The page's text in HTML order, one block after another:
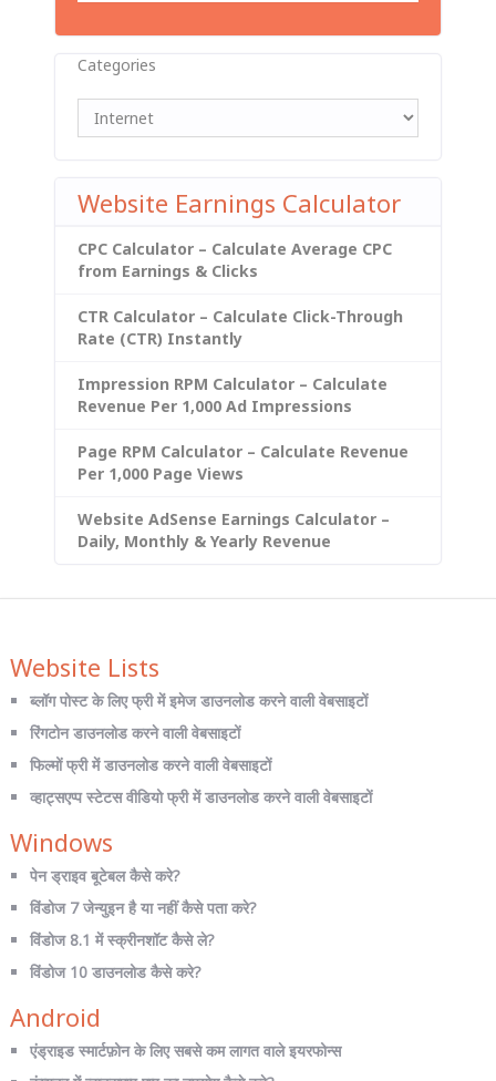
Categories
Website Earnings Calculator
CPC Calculator – Calculate Average CPC
from Earnings & Clicks
CTR Calculator – Calculate Click-Through
Rate (CTR) Instantly
Impression RPM Calculator – Calculate
Revenue Per 1,000 Ad Impressions
Page RPM Calculator – Calculate Revenue
Per 1,000 Page Views
Website AdSense Earnings Calculator –
Daily, Monthly & Yearly Revenue
Website Lists
ब्लॉग पोस्ट के लिए फ्री में इमेज डाउनलोड करने वाली वेबसाइटों
रिंगटोन डाउनलोड करने वाली वेबसाइटों
फिल्मों फ्री में डाउनलोड करने वाली वेबसाइटों
व्हाट्सएप्प स्टेटस वीडियो फ्री में डाउनलोड करने वाली वेबसाइटों
Windows
पेन ड्राइव बूटेबल कैसे करे?
विंडोज 7 जेन्युइन है या नहीं कैसे पता करे?
विंडोज 8.1 में स्क्रीनशॉट कैसे ले?
विंडोज 10 डाउनलोड कैसे करे?
Android
एंड्राइड स्मार्टफ़ोन के लिए सबसे कम लागत वाले इयरफोन्स